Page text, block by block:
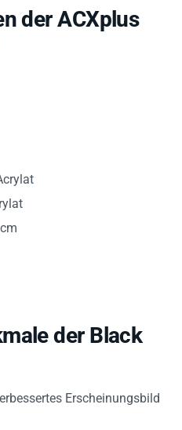
der ACXplus
der Black
Erscheinungsbild